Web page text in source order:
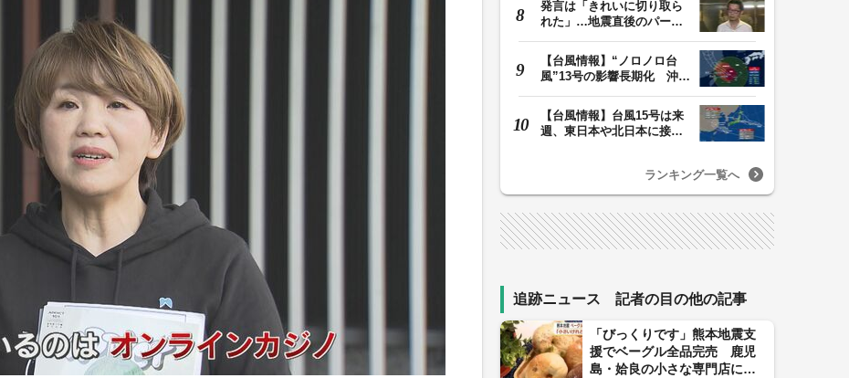
発言は「きれいに切り取ら
れた」…地震直後のパーテ
【台風情報】“ノロノロ台
風”13号の影響長期化 沖縄
【台風情報】台風15号は来
週、東日本や北日本に接近
ランキング一覧へ
追跡ニュース 記者の目の他の記事
「びっくりです」熊本地震支
援でベーグル全品完売 鹿児
島・姶良の小さな専門店に